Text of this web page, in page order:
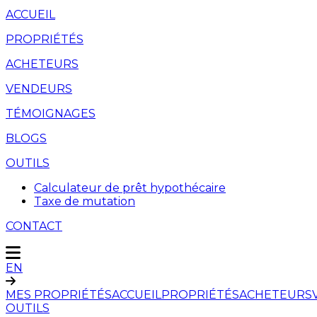
ACCUEIL
PROPRIÉTÉS
ACHETEURS
VENDEURS
TÉMOIGNAGES
BLOGS
OUTILS
Calculateur de prêt hypothécaire
Taxe de mutation
CONTACT
EN
MES PROPRIÉTÉSACCUEILPROPRIÉTÉSACHETEURS
OUTILS